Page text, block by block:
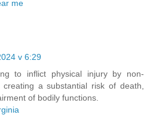
me
v 6:29
to inflict physical injury by non-
a substantial risk of death,
of bodily functions.